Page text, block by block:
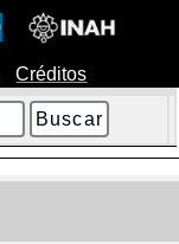
Créditos